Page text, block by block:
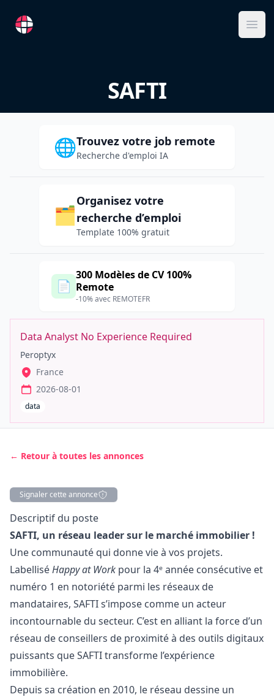
RemoteFR
SAFTI
🌐Trouvez votre job remote
Recherche d'emploi IA
🗂️
Organisez votre
recherche d’emploi
Template 100% gratuit
📄
300 Modèles de CV 100%
Remote
-10% avec REMOTEFR
Data Analyst No Experience Required
Peroptyx
France
2026-08-01
data
← Retour à toutes les annonces
Signaler cette annonce
Description
Descriptif du poste
SAFTI, un réseau leader sur le marché immobilier !
Une communauté qui donne vie à vos projets.
LabelliséHappy at Work pour la 4ᵉ année consécutive et
numéro 1 en notoriété parmi les réseaux de
mandataires, SAFTI s’impose comme un acteur
incontournable du secteur. C’est en alliant la force d’un
réseau de conseillers de proximité à des outils digitaux
puissants que SAFTI transforme l’expérience
immobilière.
Depuis sa création en 2010, le réseau dessine un